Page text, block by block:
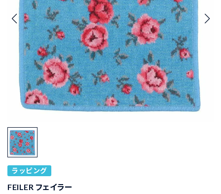
ラッピング
FEILER フェイラー